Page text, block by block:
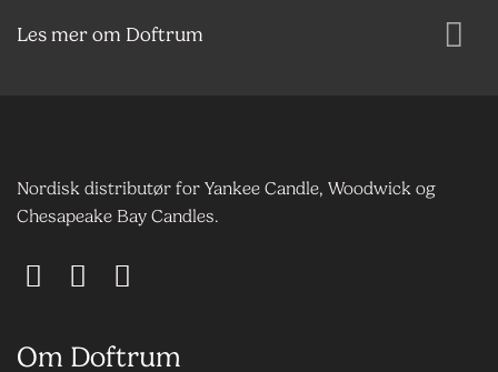
Les mer om Doftrum
Nordisk distributør for Yankee Candle, Woodwick og
Chesapeake Bay Candles.
Om Doftrum